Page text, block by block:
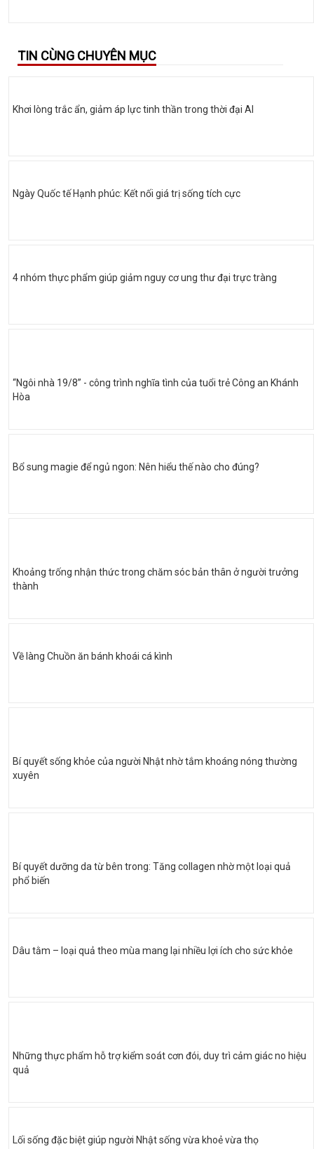
TIN CÙNG CHUYÊN MỤC
Khơi lòng trắc ẩn, giảm áp lực tinh thần trong thời đại AI
Ngày Quốc tế Hạnh phúc: Kết nối giá trị sống tích cực
4 nhóm thực phẩm giúp giảm nguy cơ ung thư đại trực tràng
“Ngôi nhà 19/8” - công trình nghĩa tình của tuổi trẻ Công an Khánh
Hòa
Bổ sung magie để ngủ ngon: Nên hiểu thế nào cho đúng?
Khoảng trống nhận thức trong chăm sóc bản thân ở người trưởng
thành
Về làng Chuồn ăn bánh khoái cá kình
Bí quyết sống khỏe của người Nhật nhờ tắm khoáng nóng thường
xuyên
Bí quyết dưỡng da từ bên trong: Tăng collagen nhờ một loại quả
phổ biến
Dâu tằm – loại quả theo mùa mang lại nhiều lợi ích cho sức khỏe
Những thực phẩm hỗ trợ kiểm soát cơn đói, duy trì cảm giác no hiệu
quả
Lối sống đặc biệt giúp người Nhật sống vừa khoẻ vừa thọ